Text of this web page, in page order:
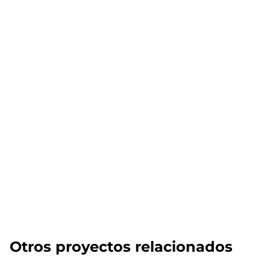
Otros proyectos relacionados